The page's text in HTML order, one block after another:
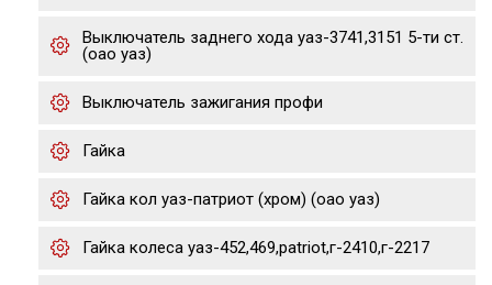
Выключатель заднего хода уаз-3741,3151 5-ти ст.
(оао уаз)
Выключатель зажигания профи
Гайка
Гайка кол уаз-патриот (хром) (оао уаз)
Гайка колеса уаз-452,469,patriot,г-2410,г-2217